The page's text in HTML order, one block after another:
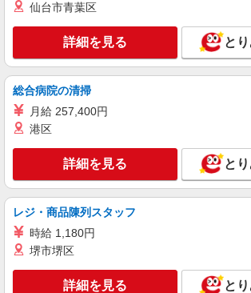
詳
アルバイト パート 派遣社員
日研トータルソーシング株式会社 メディカルケ
ス【看護助手】
看護助手（ナースエイド）
時給1,350円 ★週払いOK（規
愛知県刈谷市 【最寄駅】
キープ 詳
アルバイト パート
日研トータルソーシング株式会社 メディカルケ
看護助手（ナースエイド）
仙台市青葉区
詳細を見る と
総合病院の清掃
月給 257,400円
港区
詳細を見る と
レジ・商品陳列スタッフ
時給 1,180円
堺市堺区
詳細を見る と